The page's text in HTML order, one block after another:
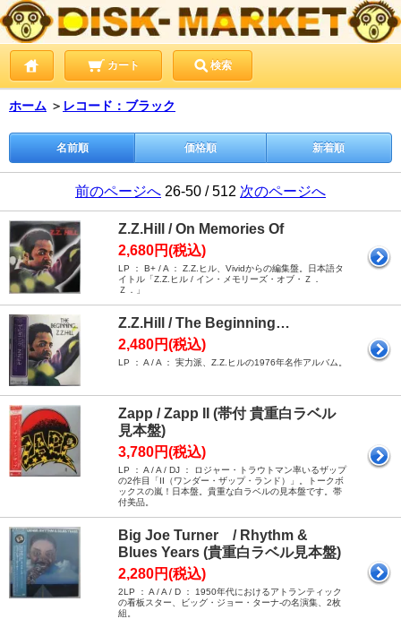
カート 検索
ホーム ＞ レコード：ブラック
名前順 価格順 新着順
前のページへ 26-50 / 512 次のページへ
Z.Z.Hill / On Memories Of
2,680円(税込)
LP ： B+ / A ： Z.Z.ヒル、Vividからの編集盤。日本語タ
イトル「Z.Z.ヒル / イン・メモリーズ・オブ・Ｚ．
Ｚ．」
Z.Z.Hill / The Beginning…
2,480円(税込)
LP ： A / A ： 実力派、Z.Z.ヒルの1976年名作アルバム。
Zapp / Zapp II (帯付 貴重白ラベル
見本盤)
3,780円(税込)
LP ： A / A / DJ ： ロジャー・トラウトマン率いるザップ
の2作目「II（ワンダー・ザップ・ランド）」。トークボ
ックスの嵐！日本盤。貴重な白ラベルの見本盤です。帯
付美品。
Big Joe Turner / Rhythm &
Blues Years (貴重白ラベル見本盤)
2,280円(税込)
2LP ： A / A / D ： 1950年代におけるアトランティック
の看板スター、ビッグ・ジョー・ターナ-の名演集、2枚
組。